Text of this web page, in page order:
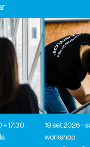
+ 17:30
19 set 2026
workshop